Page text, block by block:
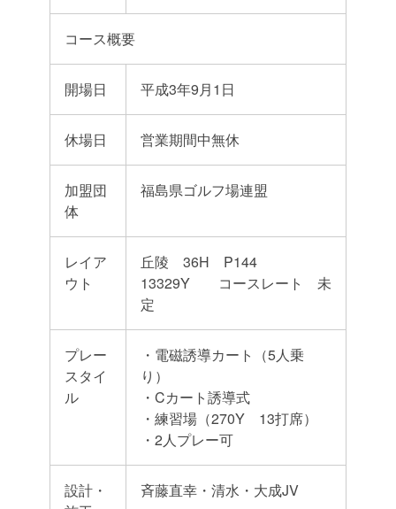
コース概要
開場日 平成3年9月1日
休場日 営業期間中無休
加盟団
体
福島県ゴルフ場連盟
レイア
ウト
丘陵 36H P144
13329Y コースレート 未
定
プレー
スタイ
ル
・電磁誘導カート（5人乗
り）
・Cカート誘導式
・練習場（270Y 13打席）
・2人プレー可
設計・
斉藤直幸・清水・大成JV